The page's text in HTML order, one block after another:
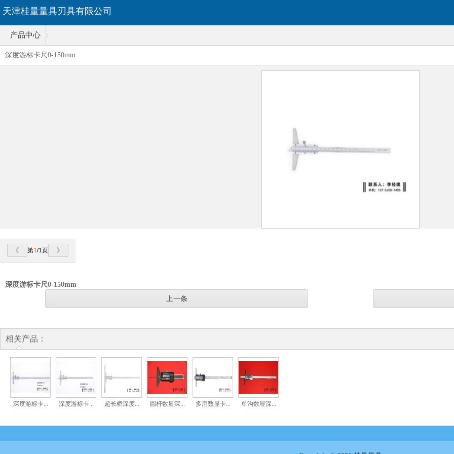
天津桂量量具刃具有限公司
产品中心
深度游标卡尺0-150mm
第1/1页
深度游标卡尺0-150mm
上一条
相关产品：
深度游标卡... 深度游标卡... 超长桥深度... 圆杆数显深... 多用数显卡... 单沟数显深...